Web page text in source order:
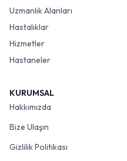
Uzmanlık Alanları
Hastalıklar
Hizmetler
Hastaneler
KURUMSAL
Hakkımızda
Bize Ulaşın
Gizlilik Politikası